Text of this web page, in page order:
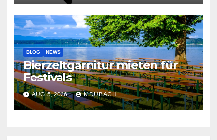
BLOG NEWS
Bierzeltgarnitur mieten für
Festivals
AUG. 5, 2026 MDUBACH